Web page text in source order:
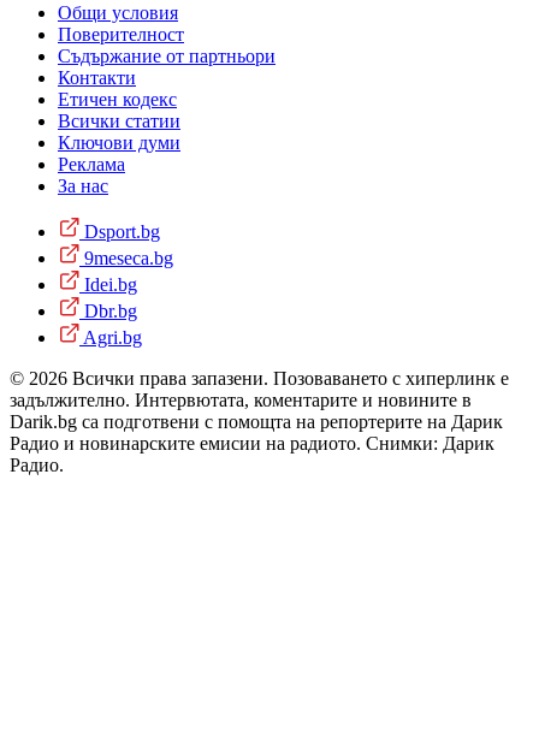
Общи условия
Поверителност
Съдържание от партньори
Контакти
Етичен кодекс
Всички статии
Ключови думи
Реклама
За нас
Dsport.bg
9meseca.bg
Idei.bg
Dbr.bg
Agri.bg
© 2026 Всички права запазени. Позоваването с хиперлинк е
задължително. Интервютата, коментарите и новините в
Darik.bg са подготвени с помощта на репортерите на Дарик
Радио и новинарските емисии на радиото. Снимки: Дарик
Радио.